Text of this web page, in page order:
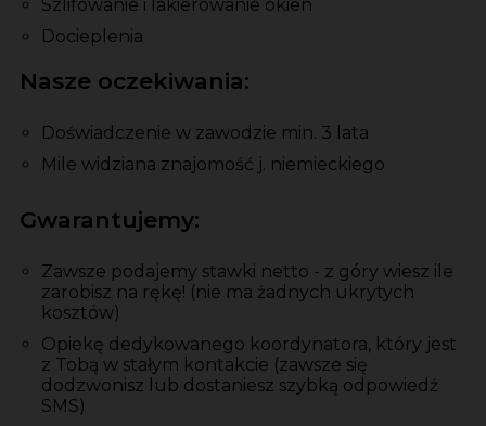
Szlifowanie i lakierowanie okien
Docieplenia
Nasze oczekiwania:
Doświadczenie w zawodzie min. 3 lata
Mile widziana znajomość j. niemieckiego
Gwarantujemy:
Zawsze podajemy stawki netto - z góry wiesz ile
zarobisz na rękę! (nie ma żadnych ukrytych
kosztów)
Opiekę dedykowanego koordynatora, który jest
z Tobą w stałym kontakcie (zawsze się
dodzwonisz lub dostaniesz szybką odpowiedź
SMS)